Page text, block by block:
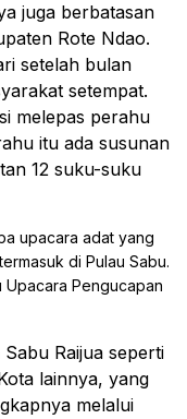
juga berbatasan
Rote Ndao.
setelah bulan
setempat.
melepas perahu
itu ada susunan
12 suku-suku
upacara adat yang
di Pulau Sabu.
Upacara Pengucapan
Raijua seperti
lainnya, yang
melalui